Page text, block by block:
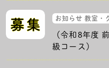
お知らせ 教室・
（令和8年度
級コース）